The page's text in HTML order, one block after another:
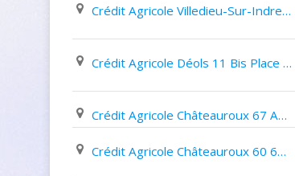
Crédit Agricole Villedieu-Sur-Indre 43 Bis Rue Du Général de Gaulle
Crédit Agricole Déols 11 Bis Place de La République
Crédit Agricole Châteauroux 67 Avenue des Marins
Crédit Agricole Châteauroux 60 62 Avenue Charles de Gaulle